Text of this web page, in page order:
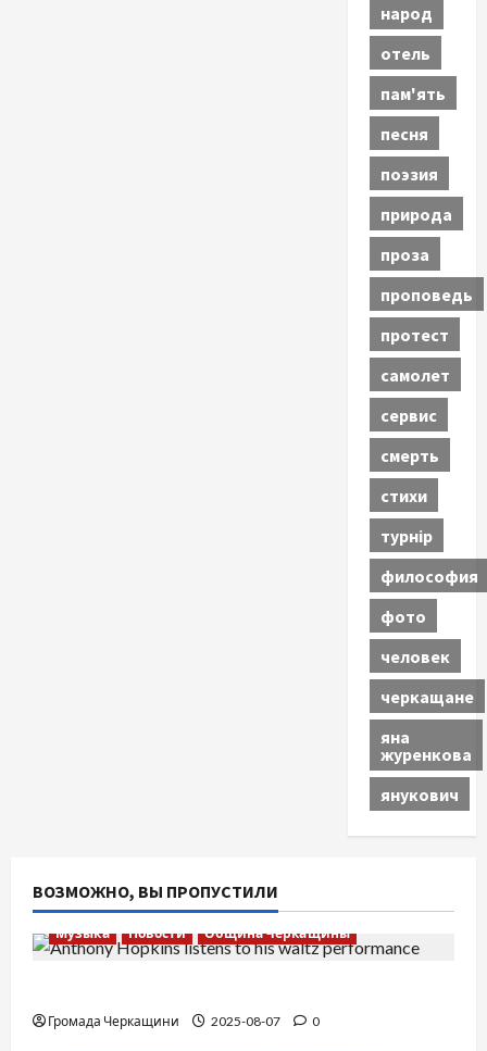
народ
отель
пам'ять
песня
поэзия
природа
проза
проповедь
протест
самолет
сервис
смерть
стихи
турнір
философия
фото
человек
черкащане
яна
журенкова
янукович
ВОЗМОЖНО, ВЫ ПРОПУСТИЛИ
Музыка Новости Община Черкащины
Громада Черкащини 2025-08-07 0